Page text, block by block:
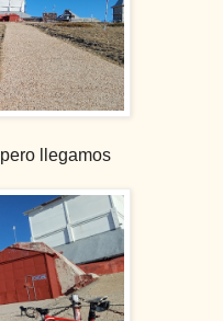
llegamos